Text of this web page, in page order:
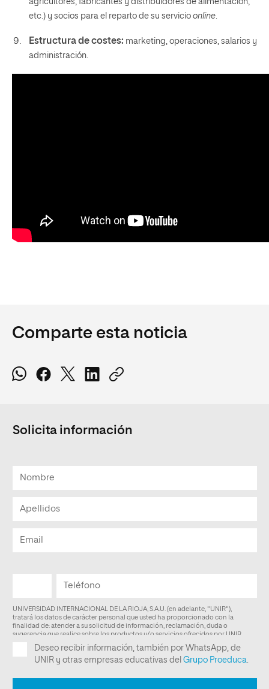
agricultores, fabricantes y distribuidores de alimentación,
etc.) y socios para el reparto de su servicio online.
Estructura de costes: marketing, operaciones, salarios y
administración.
Comparte esta noticia
Solicita información